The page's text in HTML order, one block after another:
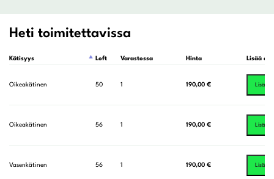
Heti toimitettavissa
Kätisyys Loft Varastossa Hinta Lisää
Oikeakätinen 50 1 190,00 € Lisää
Oikeakätinen 56 1 190,00 € Lisää
Vasenkätinen 56 1 190,00 € Lisää